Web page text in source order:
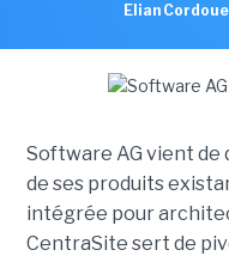
Elian Cordoue
Software AG vient
de ses produits
intégrée pour
CentraSite sert de